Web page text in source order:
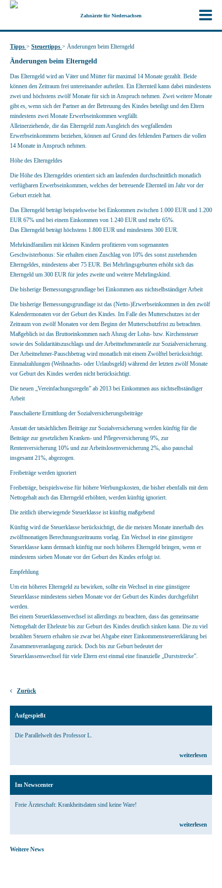
Zahnärzte für Niedersachsen
Tipps > Steuertipps > Änderungen beim Elterngeld
Änderungen beim Elterngeld
Das Elterngeld wird an Väter und Mütter für maximal 14 Monate gezahlt. Beide
können den Zeitraum frei untereinander aufteilen. Ein Elternteil kann dabei mindestens
zwei und höchstens zwölf Monate für sich in Anspruch nehmen. Zwei weitere Monate
gibt es, wenn sich der Partner an der Betreuung des Kindes beteiligt und den Eltern
mindestens zwei Monate Erwerbseinkommen wegfällt.
Alleinerziehende, die das Elterngeld zum Ausgleich des wegfallenden
Erwerbseinkommens beziehen, können auf Grund des fehlenden Partners die vollen
14 Monate in Anspruch nehmen.
Höhe des Elterngeldes
Die Höhe des Elterngeldes orientiert sich am laufenden durchschnittlich monatlich
verfügbaren Erwerbseinkommen, welches der betreuende Elternteil im Jahr vor der
Geburt erzielt hat.
Das Elterngeld beträgt beispielsweise bei Einkommen zwischen 1.000 EUR und 1.200
EUR 67% und bei einem Einkommen von 1.240 EUR und mehr 65%.
Das Elterngeld beträgt höchstens 1.800 EUR und mindestens 300 EUR.
Mehrkindfamilien mit kleinen Kindern profitieren vom sogenannten
Geschwisterbonus: Sie erhalten einen Zuschlag von 10% des sonst zustehenden
Elterngeldes, mindestens aber 75 EUR. Bei Mehrlingsgeburten erhöht sich das
Elterngeld um 300 EUR für jedes zweite und weitere Mehrlingskind.
Die bisherige Bemessungsgrundlage bei Einkommen aus nichtselbständiger Arbeit
Die bisherige Bemessungsgrundlage ist das (Netto-)Erwerbseinkommen in den zwölf
Kalendermonaten vor der Geburt des Kindes. Im Falle des Mutterschutzes ist der
Zeitraum von zwölf Monaten vor dem Beginn der Mutterschutzfrist zu betrachten.
Maßgeblich ist das Bruttoeinkommen nach Abzug der Lohn- bzw. Kirchensteuer
sowie des Solidaritätszuschlags und der Arbeitnehmeranteile zur Sozialversicherung.
Der Arbeitnehmer-Pauschbetrag wird monatlich mit einem Zwölftel berücksichtigt.
Einmalzahlungen (Weihnachts- oder Urlaubsgeld) während der letzten zwölf Monate
vor Geburt des Kindes werden nicht berücksichtigt.
Die neuen „Vereinfachungsregeln” ab 2013 bei Einkommen aus nichtselbständiger
Arbeit
Pauschalierte Ermittlung der Sozialversicherungsbeiträge
Anstatt der tatsächlichen Beiträge zur Sozialversicherung werden künftig für die
Beiträge zur gesetzlichen Kranken- und Pflegeversicherung 9%, zur
Rentenversicherung 10% und zur Arbeitslosenversicherung 2%, also pauschal
insgesamt 21%, abgezogen.
Freibeträge werden ignoriert
Freibeträge, beispielsweise für höhere Werbungskosten, die bisher ebenfalls mit dem
Nettogehalt auch das Elterngeld erhöhten, werden künftig ignoriert.
Die zeitlich überwiegende Steuerklasse ist künftig maßgebend
Künftig wird die Steuerklasse berücksichtigt, die die meisten Monate innerhalb des
zwölfmonatigen Berechnungszeitraums vorlag. Ein Wechsel in eine günstigere
Steuerklasse kann demnach künftig nur noch höheres Elterngeld bringen, wenn er
mindestens sieben Monate vor der Geburt des Kindes erfolgt ist.
Empfehlung
Um ein höheres Elterngeld zu bewirken, sollte ein Wechsel in eine günstigere
Steuerklasse mindestens sieben Monate vor der Geburt des Kindes durchgeführt
werden.
Bei einem Steuerklassenwechsel ist allerdings zu beachten, dass das gemeinsame
Nettogehalt der Eheleute bis zur Geburt des Kindes deutlich sinken kann. Die zu viel
bezahlten Steuern erhalten sie zwar bei Abgabe einer Einkommensteuererklärung bei
Zusammenveranlagung zurück. Doch bis zur Geburt bedeutet der
Steuerklassenwechsel für viele Eltern erst einmal eine finanzielle „Durststrecke”.
Zurück
Aufgespießt
Die Parallelwelt des Professor L.
weiterlesen
Im Newscenter
Freie Ärzteschaft: Krankheitsdaten sind keine Ware!
weiterlesen
Weitere News